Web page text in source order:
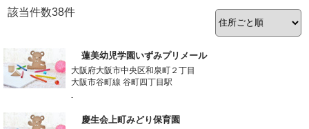
該当件数38件
蓮美幼児学園いずみプリメール
大阪府大阪市中央区和泉町２丁目
大阪市谷町線 谷町四丁目駅
-
慶生会上町みどり保育園